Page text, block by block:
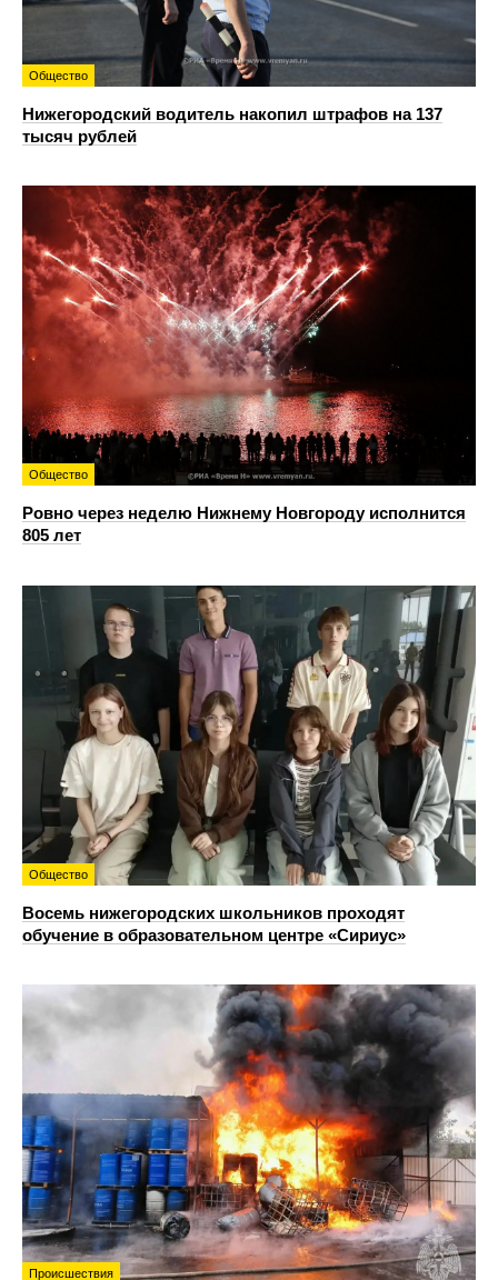
Общество
Нижегородский водитель накопил штрафов на 137
тысяч рублей
Общество
Ровно через неделю Нижнему Новгороду исполнится
805 лет
Общество
Восемь нижегородских школьников проходят
обучение в образовательном центре «Сириус»
Происшествия